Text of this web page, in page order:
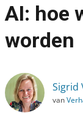
AI & Tech
De mentale
AI: hoe
worden
Sigrid
van